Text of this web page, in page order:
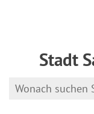
Stadt